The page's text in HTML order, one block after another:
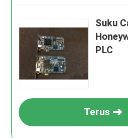
Suku
PLC
Terus